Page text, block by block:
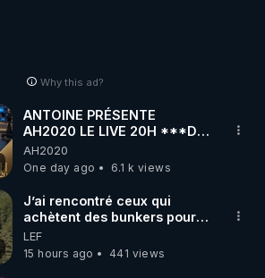
Why this ad?
ANTOINE PRÉSENTE
AH2020 LE LIVE 20H ***DU
04/08/2026*** 📷LE
GRAND RÉVEIL EST EN
MARCHE 📷
AH2020
One day ago
6.1 k views
J’ai rencontré ceux qui
achètent des bunkers pour
survivre à la fin du monde
LEF
15 hours ago
441 views